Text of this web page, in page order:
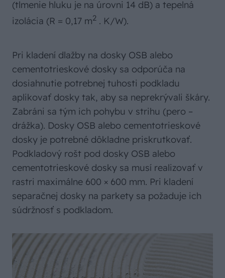
(tlmenie hluku je na úrovni 14 dB) a tepelná
izolácia (R = 0,17 m2 . K/W).
Pri kladení dlažby na dosky OSB alebo
cementotrieskové dosky sa odporúča na
dosiahnutie potrebnej tuhosti podkladu
aplikovať dosky tak, aby sa neprekrývali škáry.
Zabráni sa tým ich pohybu v strihu (pero –
drážka). Dosky OSB alebo cementotrieskové
dosky je potrebné dôkladne priskrutkovať.
Podkladový rošt pod dosky OSB alebo
cementotrieskové dosky sa musí realizovať v
rastri maximálne 600 × 600 mm. Pri kladení
separačnej dosky na parkety sa požaduje ich
súdržnosť s podkladom.